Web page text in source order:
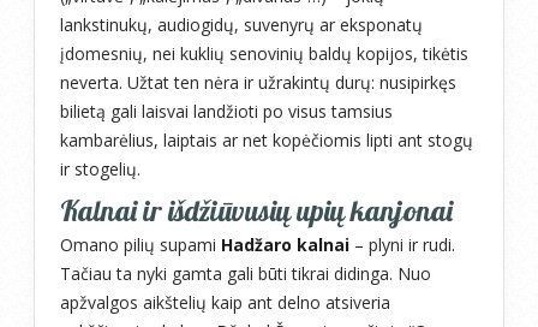
lankstinukų, audiogidų, suvenyrų ar eksponatų
įdomesnių, nei kuklių senovinių baldų kopijos, tikėtis
neverta. Užtat ten nėra ir užrakintų durų: nusipirkęs
bilietą gali laisvai landžioti po visus tamsius
kambarėlius, laiptais ar net kopėčiomis lipti ant stogų
ir stogelių.
Kalnai ir išdžiūvusių upių kanjonai
Omano pilių supami Hadžaro kalnai – plyni ir rudi.
Tačiau ta nyki gamta gali būti tikrai didinga. Nuo
apžvalgos aikštelių kaip ant delno atsiveria